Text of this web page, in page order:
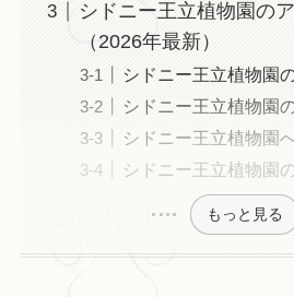
シドニー王立植物園の
（2026年最新）
シドニー王立植物園
シドニー王立植物園
シドニー王立植物園
シドニー王立植物園
もっと見る